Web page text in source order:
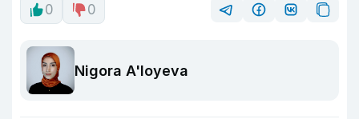
0 0
Nigora A'loyeva